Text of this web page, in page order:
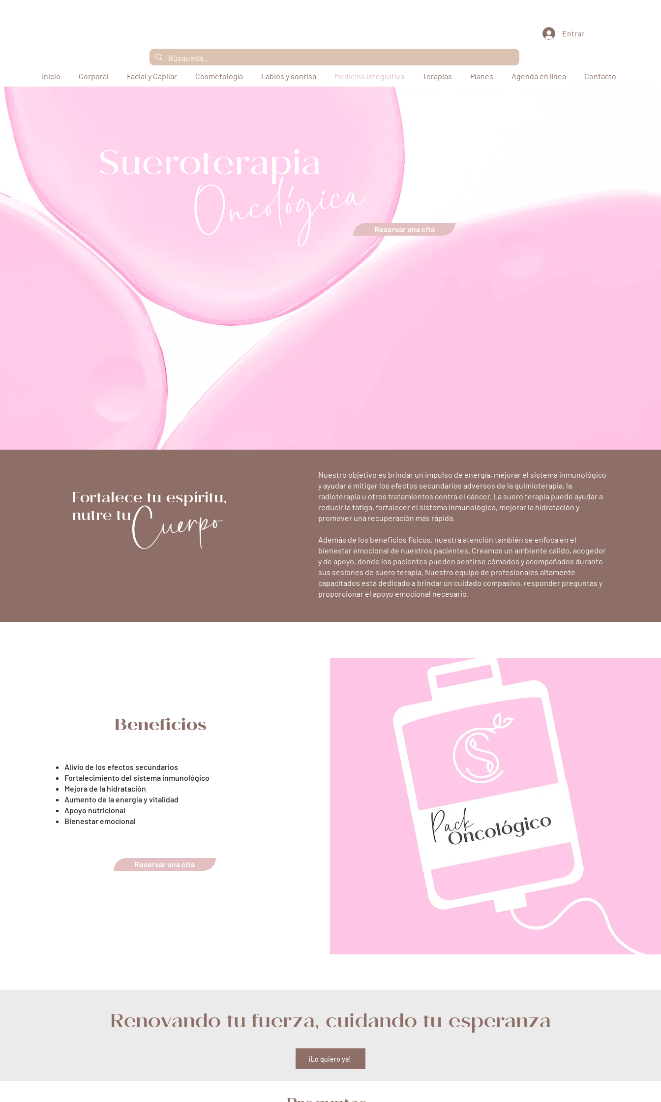
Entrar
Inicio Corporal Facial y Capilar Cosmetología Labios y sonrisa Medicina integrativa Terapias Planes Agenda en línea Contacto
Sueroterapia
Oncológica Reservar una cita
Fortalece tu espíritu,
nutre tuCuerpo
Nuestro objetivo es brindar un impulso de energía, mejorar el sistema inmunológico
y ayudar a mitigar los efectos secundarios adversos de la quimioterapia, la
radioterapia u otros tratamientos contra el cáncer. La suero terapia puede ayudar a
reducir la fatiga, fortalecer el sistema inmunológico, mejorar la hidratación y
promover una recuperación más rápida.
Además de los beneficios físicos, nuestra atención también se enfoca en el
bienestar emocional de nuestros pacientes. Creamos un ambiente cálido, acogedor
y de apoyo, donde los pacientes pueden sentirse cómodos y acompañados durante
sus sesiones de suero terapia. Nuestro equipo de profesionales altamente
capacitados está dedicado a brindar un cuidado compasivo, responder preguntas y
proporcionar el apoyo emocional necesario.
Beneficios
Alivio de los efectos secundarios
Fortalecimiento del sistema inmunológico
Mejora de la hidratación
Aumento de la energía y vitalidad
Apoyo nutricional
Bienestar emocional
Reservar una cita
Renovando tu fuerza, cuidando tu esperanza
¡Lo quiero ya!